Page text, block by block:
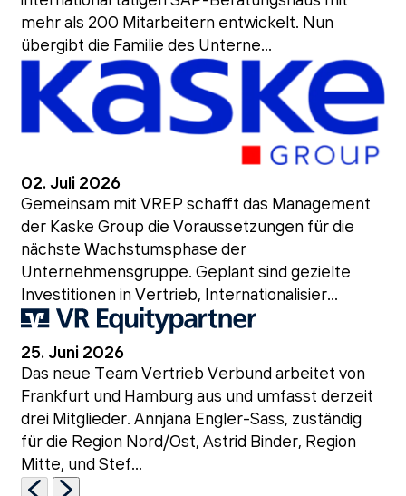
mehr als 200 Mitarbeitern entwickelt. Nun
übergibt die Familie des Unterne...
02. Juli 2026
Gemeinsam mit VREP schafft das Management
der Kaske Group die Voraussetzungen für die
nächste Wachstumsphase der
Unternehmensgruppe. Geplant sind gezielte
Investitionen in Vertrieb, Internationalisier...
25. Juni 2026
Das neue Team Vertrieb Verbund arbeitet von
Frankfurt und Hamburg aus und umfasst derzeit
drei Mitglieder. Annjana Engler-Sass, zuständig
für die Region Nord/Ost, Astrid Binder, Region
Mitte, und Stef...